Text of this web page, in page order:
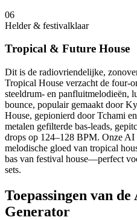
06
Helder & festivalklaar
Tropical & Future House
Dit is de radiovriendelijke,
Tropical House verzacht de four-
steeldrum- en panfluitmelodieën,
bounce, populair gemaakt door
House, gepionierd door Tchami
metalen gefilterde bas-leads,
drops op 124–128 BPM. Onze
melodische gloed van tropical
bas van festival house—perfect
sets.
Toepassingen van
Generator